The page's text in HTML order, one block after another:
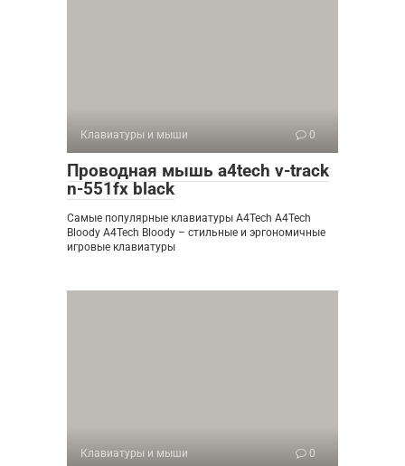
Клавиатуры и мыши 0
Проводная мышь a4tech v-track
n-551fx black
Самые популярные клавиатуры A4Tech A4Tech
Bloody A4Tech Bloody – стильные и эргономичные
игровые клавиатуры
Клавиатуры и мыши 0